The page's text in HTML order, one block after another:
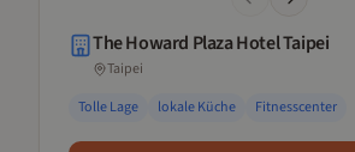
Previous slide
Next slide
The Howard Plaza Hotel Taipei
Taipei
Tolle Lage
lokale Küche Fitnesscenter